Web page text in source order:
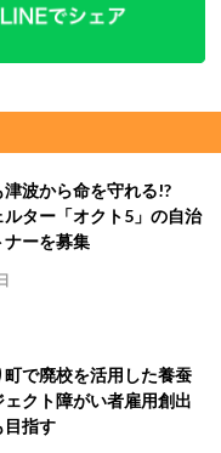
津波から命を守れる!?
ター「オクト5」の自治
ナーを募集
で廃校を活用した養蚕
クト障がい者雇用創出
目指す